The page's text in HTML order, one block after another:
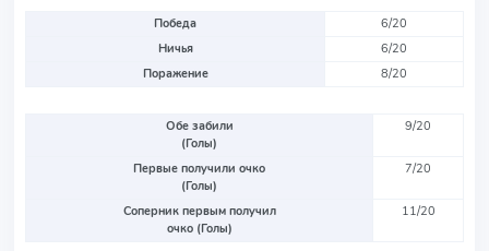
Победа
6/20
Ничья
6/20
Поражение
8/20
Обе забили
(Голы)
9/20
Первые получили очко
(Голы)
7/20
Соперник первым получил
очко (Голы)
11/20